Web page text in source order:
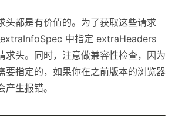
头都是有价值的。为了获取这些请求
中指定 extraHeaders
求头。同时，注意做兼容性检查，因为
要指定的，如果你在之前版本的浏览器
生报错。